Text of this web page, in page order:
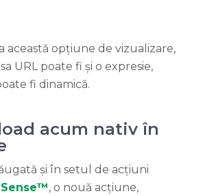
această opțiune de vizualizare,
URL poate fi și o expresie,
fi dinamică.
acum nativ în
și în setul de acțiuni
, o nouă acțiune,